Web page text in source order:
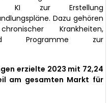
KI zur Erstellung
Dazu gehören
Krankheiten,
Programme zur
erzielte 2023 mit 72,24
am gesamten Markt für